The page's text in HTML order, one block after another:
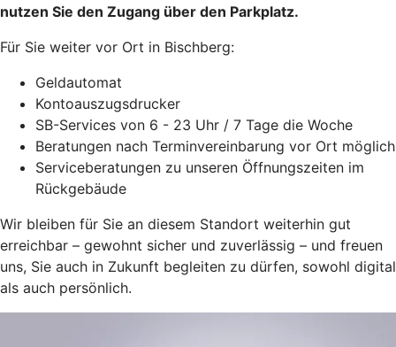
nutzen Sie den Zugang über den Parkplatz.
Für Sie weiter vor Ort in Bischberg:
Geldautomat
Kontoauszugsdrucker
SB-Services von 6 - 23 Uhr / 7 Tage die Woche
Beratungen nach Terminvereinbarung vor Ort möglich
Serviceberatungen zu unseren Öffnungszeiten im
Rückgebäude
Wir bleiben für Sie an diesem Standort weiterhin gut
erreichbar – gewohnt sicher und zuverlässig – und freuen
uns, Sie auch in Zukunft begleiten zu dürfen, sowohl digital
als auch persönlich.